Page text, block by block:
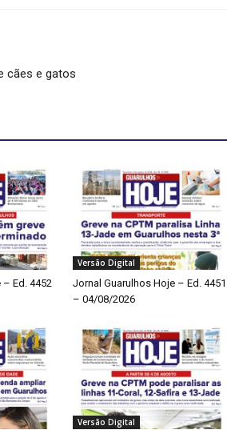
cães e gatos
Ed. 4452
Versão Digital
Jornal Guarulhos Hoje – Ed. 4451
– 04/08/2026
Versão Digital